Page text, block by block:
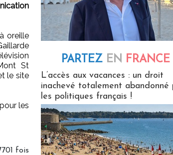
oreille
St
le site
les
fois
PARTEZ EN FRANCE
L’accès aux vacances : un droit
inachevé totalement abandonné
les politiques français !